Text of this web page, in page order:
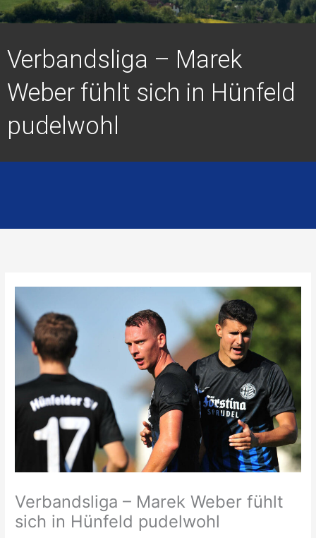
Verbandsliga – Marek
Weber fühlt sich in Hünfeld
pudelwohl
Verbandsliga – Marek Weber fühlt
sich in Hünfeld pudelwohl